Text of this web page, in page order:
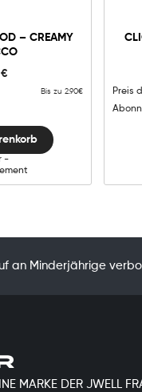
– CREAMY
€
Bis zu 2.90€
-
Preis
an Minderjährige
MARKE DER JWELL